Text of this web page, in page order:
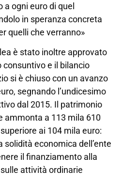
a ogni euro di quel
in speranza concreta
quelli che verranno»
è stato inoltre approvato
consuntivo e il bilancio
si è chiuso con un avanzo
segnando l’undicesimo
dal 2015. Il patrimonio
ammonta a 113 mila 610
ai 104 mila euro:
economica dell’ente
il finanziamento alla
attività ordinarie